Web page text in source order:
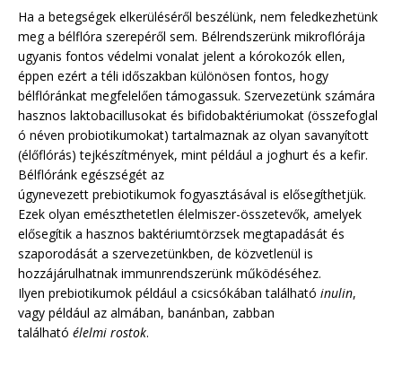
Ha a betegségek elkerüléséről beszélünk, nem feledkezhetünk
meg a bélflóra szerepéről sem. Bélrendszerünk mikroflórája
ugyanis fontos védelmi vonalat jelent a kórokozók ellen,
éppen ezért a téli időszakban különösen fontos, hogy
bélflóránkat megfelelően támogassuk. Szervezetünk számára
hasznos laktobacillusokat és bifidobaktériumokat (összefoglal
ó néven probiotikumokat) tartalmaznak az olyan savanyított
(élőflórás) tejkészítmények, mint például a joghurt és a kefir.
Bélflóránk egészségét az
úgynevezett prebiotikumok fogyasztásával is elősegíthetjük.
Ezek olyan emészthetetlen élelmiszer-összetevők, amelyek
elősegítik a hasznos baktériumtörzsek megtapadását és
szaporodását a szervezetünkben, de közvetlenül is
hozzájárulhatnak immunrendszerünk működéséhez.
Ilyen prebiotikumok például a csicsókában található inulin,
vagy például az almában, banánban, zabban
található élelmi rostok.